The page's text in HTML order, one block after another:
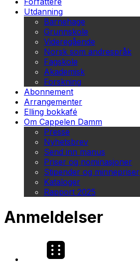
Utdanning
Barnehage
Grunnskole
Videregående
Norsk som andrespråk
Fagskole
Akademisk
Forskning
Abonnement
Arrangementer
Elling bokkafé
Om Cappelen Damm
Presse
Nyhetsbrev
Send inn manus
Priser og nominasjoner
Stipender og minnepriser
Kataloger
Rapport 2025
Anmeldelser